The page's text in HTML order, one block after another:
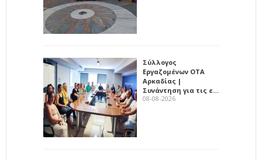
Σύλλογος
Εργαζομένων ΟΤΑ
Αρκαδίας |
Συνάντηση για τις ε…
08-08-2026